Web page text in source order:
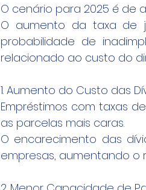
O cenário para 2025 é de
O aumento da taxa de
probabilidade de
relacionado ao custo do
1. Aumento do Custo das
Empréstimos com taxas
as parcelas mais caras.
O encarecimento das
empresas, aumentando o